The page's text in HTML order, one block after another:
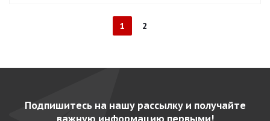
1 2
Подпишитесь на нашу рассылку и получайте
важную информацию первыми!